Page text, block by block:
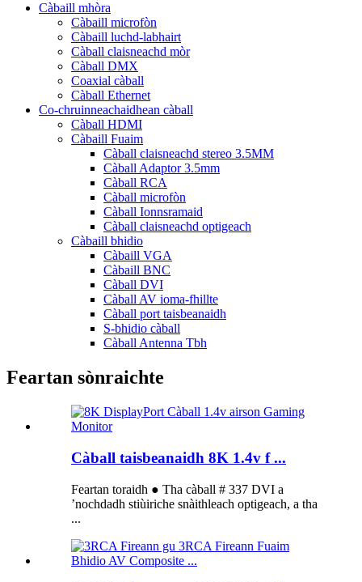
Càbaill mhòra
Càbaill microfòn
Càbaill luchd-labhairt
Càball claisneachd mòr
Càball DMX
Coaxial càball
Càball Ethernet
Co-chruinneachaidhean càball
Càball HDMI
Càbaill Fuaim
Càball claisneachd stereo 3.5MM
Càball Adaptor 3.5mm
Càball RCA
Càball microfòn
Càball Ionnsramaid
Càball claisneachd optigeach
Càbaill bhidio
Càbaill VGA
Càbaill BNC
Càball DVI
Càball AV ioma-fhillte
Càball port taisbeanaidh
S-bhidio càball
Càball Antenna Tbh
Feartan sònraichte
Càball taisbeanaidh 8K 1.4v f ...
Feartan toraidh ● Tha càball # 337 DVI a
’nochdadh stiùiriche snàithleach optigeach, a tha
...